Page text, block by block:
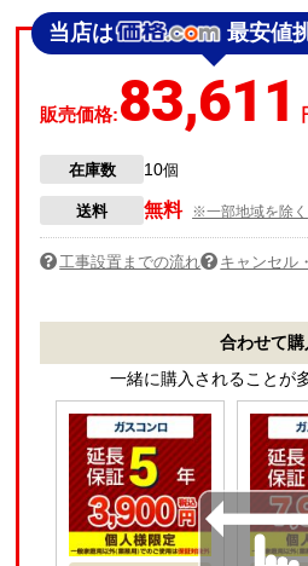
当店は 最安値
販売価格:83,611
在庫数 10個
送料 無料 ※一部地域を除く
工事設置までの流れ キャンセル
合わせて購
一緒に購入されることが